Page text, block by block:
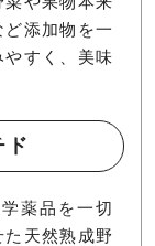
添加物を一
すく、美味
ド
薬品を一切
天然熟成野